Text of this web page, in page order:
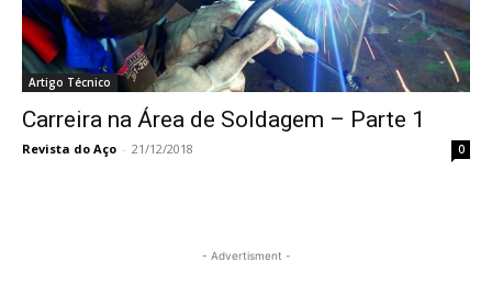
Artigo Técnico
Carreira na Área de Soldagem – Parte 1
Revista do Aço - 21/12/2018 0
- Advertisment -